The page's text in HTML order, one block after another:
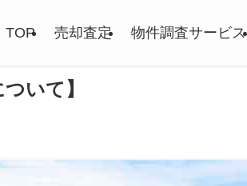
TOP 売却査定 物件調査サービス
いて】